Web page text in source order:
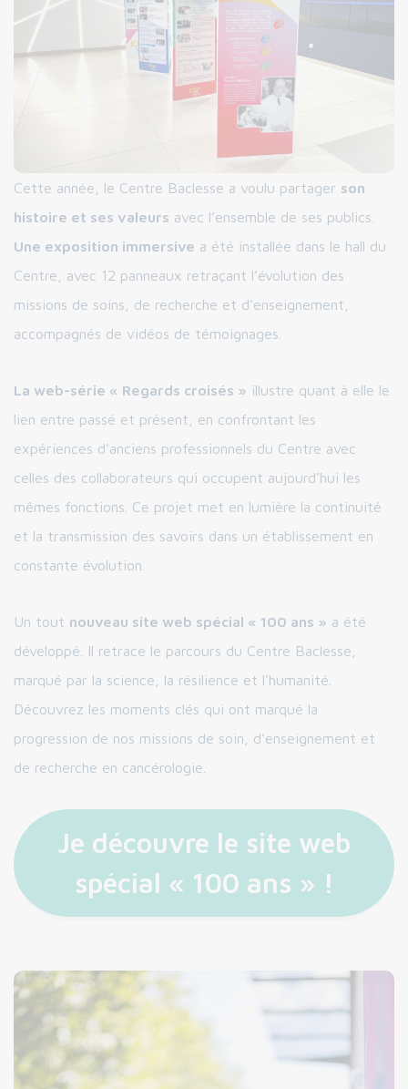
Cette année, le Centre Baclesse a voulu partager son
histoire et ses valeurs avec l’ensemble de ses publics.
Une exposition immersive a été installée dans le hall du
Centre, avec 12 panneaux retraçant l’évolution des
missions de soins, de recherche et d’enseignement,
accompagnés de vidéos de témoignages.
La web-série « Regards croisés » illustre quant à elle le
lien entre passé et présent, en confrontant les
expériences d’anciens professionnels du Centre avec
celles des collaborateurs qui occupent aujourd’hui les
mêmes fonctions. Ce projet met en lumière la continuité
et la transmission des savoirs dans un établissement en
constante évolution.
Un tout nouveau site web spécial « 100 ans » a été
développé. Il retrace le parcours du Centre Baclesse,
marqué par la science, la résilience et l’humanité.
Découvrez les moments clés qui ont marqué la
progression de nos missions de soin, d’enseignement et
de recherche en cancérologie.
Je découvre le site web
spécial « 100 ans » !